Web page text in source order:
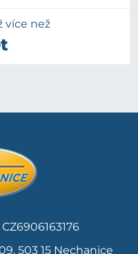
více než
503 15 Nechanice